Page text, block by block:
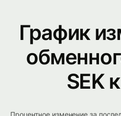
График
SEK
Процентное изменение за